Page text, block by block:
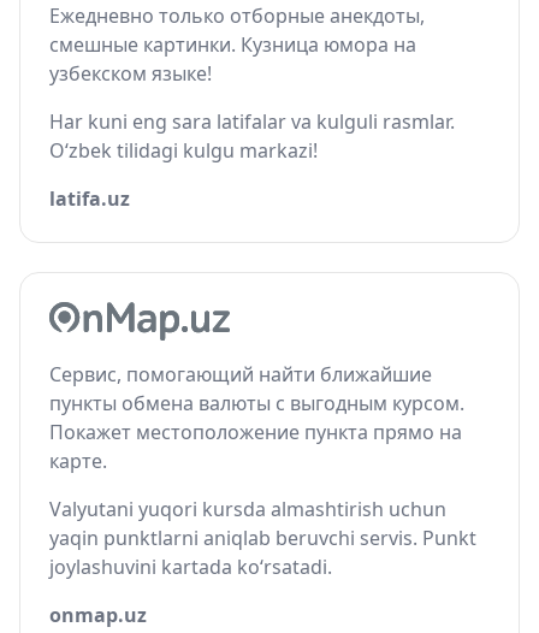
Ежедневно только отборные анекдоты,
смешные картинки. Кузница юмора на
узбекском языке!
Har kuni eng sara latifalar va kulguli rasmlar.
O‘zbek tilidagi kulgu markazi!
latifa.uz
Сервис, помогающий найти ближайшие
пункты обмена валюты с выгодным курсом.
Покажет местоположение пункта прямо на
карте.
Valyutani yuqori kursda almashtirish uchun
yaqin punktlarni aniqlab beruvchi servis. Punkt
joylashuvini kartada ko‘rsatadi.
onmap.uz